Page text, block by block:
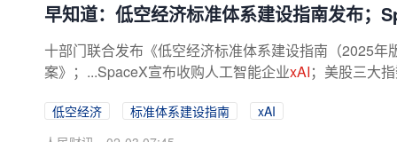
早知道：低空经济标准体系建设指南发布；
十部门联合发布《低空经济标准体系建设指南（2025
案》；...SpaceX宣布收购人工智能企业xAI；美股三大
低空经济 标准体系建设指南
xAI